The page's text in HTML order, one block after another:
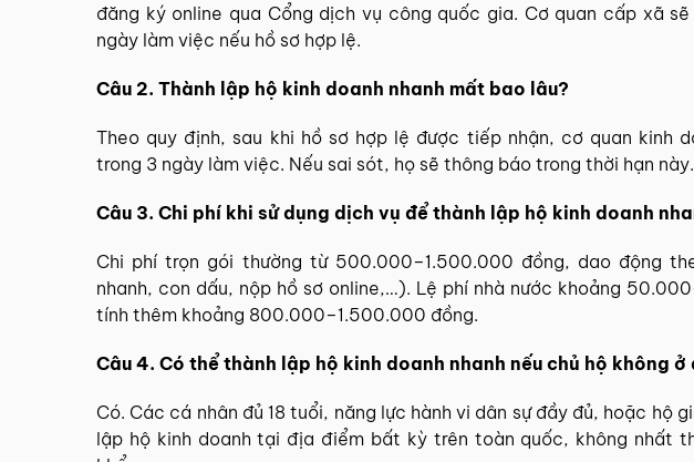
đăng ký online qua Cổng dịch vụ công quốc gia. Cơ quan cấp xã
ngày làm việc nếu hồ sơ hợp lệ.
Câu 2. Thành lập hộ kinh doanh nhanh mất bao lâu?
Theo quy định, sau khi hồ sơ hợp lệ được tiếp nhận, cơ quan kinh
trong 3 ngày làm việc. Nếu sai sót, họ sẽ thông báo trong thời hạn này.
Câu 3. Chi phí khi sử dụng dịch vụ để thành lập hộ kinh doanh
Chi phí trọn gói thường từ 500.000–1.500.000 đồng, dao động
nhanh, con dấu, nộp hồ sơ online,…). Lệ phí nhà nước khoảng
tính thêm khoảng 800.000–1.500.000 đồng.
Câu 4. Có thể thành lập hộ kinh doanh nhanh nếu chủ hộ không
Có. Các cá nhân đủ 18 tuổi, năng lực hành vi dân sự đầy đủ, hoặc hộ
lập hộ kinh doanh tại địa điểm bất kỳ trên toàn quốc, không nhất